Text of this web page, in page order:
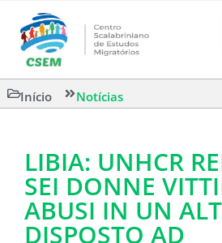
Início Notícias
LIBIA: UNHCR
SEI DONNE
ABUSI IN UN
DISPOSTO AD